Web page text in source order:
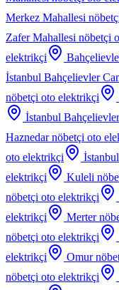
Merkez Mahallesi
Zafer Mahallesi nöbetçi
elektrikçi
İstanbul Bahçelievler
nöbetçi oto elektrikçi
İstanbul
Haznedar nöbetçi oto
oto elektrikçi
elektrikçi
Kuleli
nöbetçi oto elektrikçi
elektrikçi
Merter
nöbetçi oto elektrikçi
elektrikçi
Omur
nöbetçi oto elektrikçi